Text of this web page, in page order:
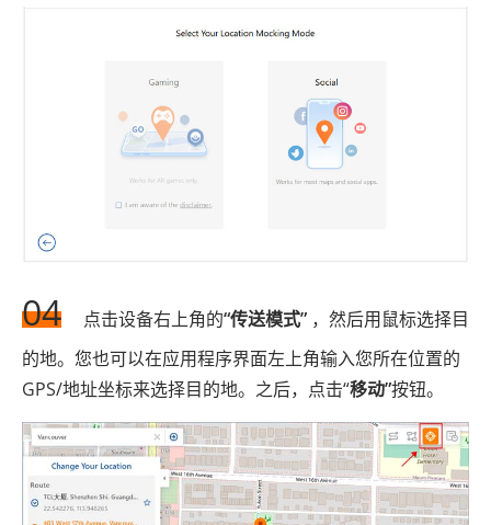
04 点击设备右上角的“传送模式” ，然后用鼠标选择目
的地。您也可以在应用程序界面左上角输入您所在位置的
GPS/地址坐标来选择目的地。之后，点击“移动”按钮。